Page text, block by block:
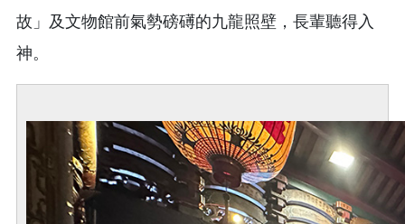
故」及文物館前氣勢磅礡的九龍照壁，長輩聽得入
神。